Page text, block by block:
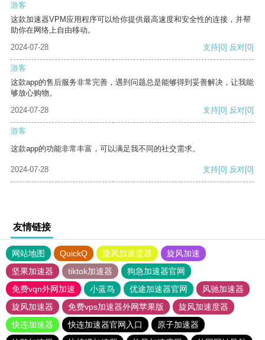
游客
这款加速器VPM应用程序可以给你提供最高速度和安全性的连接，并帮
助你在网络上自由移动。
2024-07-28
支持[0] 反对[0]
游客
这款app的售后服务非常完善，遇到问题总是能够得到妥善解决，让我能
够放心购物。
2024-07-28
支持[0] 反对[0]
游客
这款app的功能非常丰富，可以满足我不同的社交需求。
2024-07-28 支持[0] 反对[0]
友情链接
网站地图 QuickQ 旋风加速度器
旋风加速
坚果加速器
tiktok加速器
狗急加速器官网
免费vqn外网加速
小蓝鸟 优途加速器官网
风驰加速器
旋风加速器
免费vps加速器外网苹果版
旋风加速度器
快连加速器
快连加速器官网入口
原子加速器